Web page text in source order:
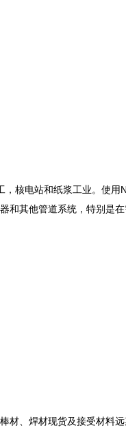
核电站和纸浆工业。使用
和其他管道系统，特别是
材、焊材现货及接受材料远